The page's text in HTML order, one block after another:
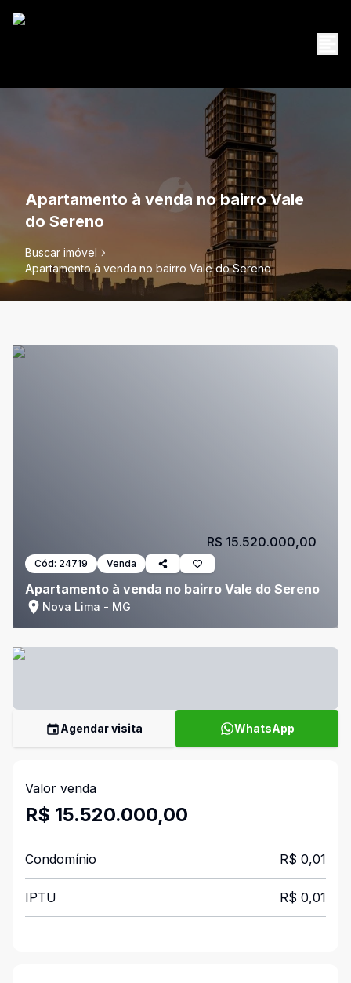
Apartamento à venda no bairro Vale
do Sereno
Buscar imóvel
Apartamento à venda no bairro Vale do Sereno
Cód: 24719 Venda
Apartamento à venda no bairro Vale do Sereno
Nova Lima - MG
R$ 15.520.000,00
Agendar visita WhatsApp
Valor venda
R$ 15.520.000,00
Condomínio R$ 0,01
IPTU R$ 0,01